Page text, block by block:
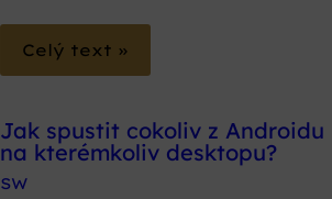
Celý text »
Jak spustit cokoliv z Androidu
na kterémkoliv desktopu?
SW